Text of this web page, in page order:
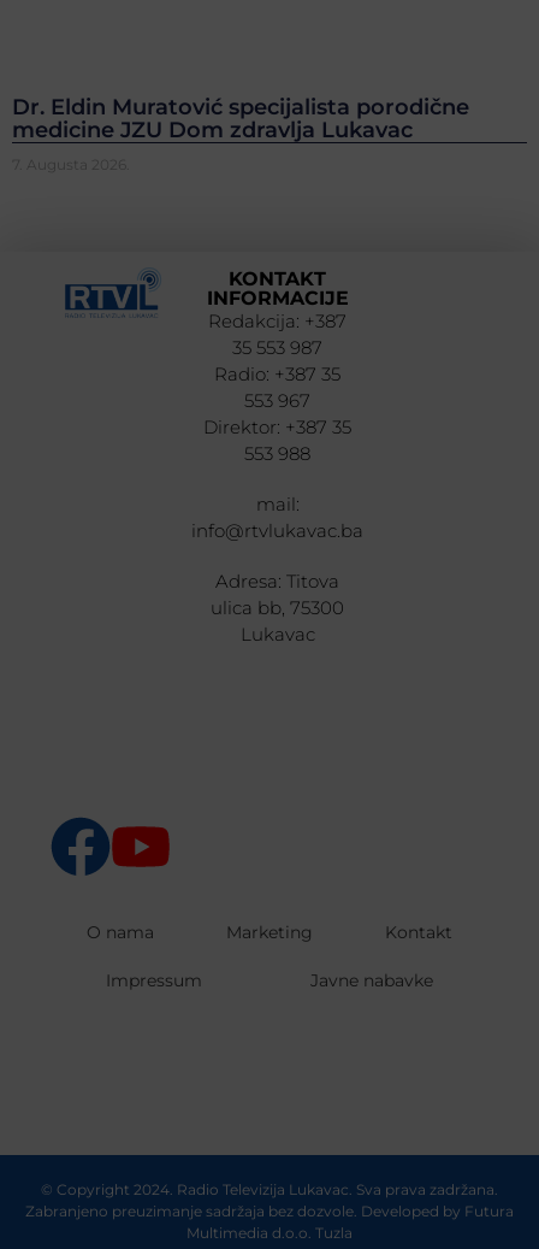
Dr. Eldin Muratović specijalista porodične
medicine JZU Dom zdravlja Lukavac
7. Augusta 2026.
KONTAKT
INFORMACIJE
Redakcija: +387
35 553 987
Radio: +387 35
553 967
Direktor: +387 35
553 988
mail:
info@rtvlukavac.ba
Adresa: Titova
ulica bb, 75300
Lukavac
O nama Marketing Kontakt
Impressum Javne nabavke
© Copyright 2024. Radio Televizija Lukavac. Sva prava zadržana.
Zabranjeno preuzimanje sadržaja bez dozvole. Developed by Futura
Multimedia d.o.o. Tuzla